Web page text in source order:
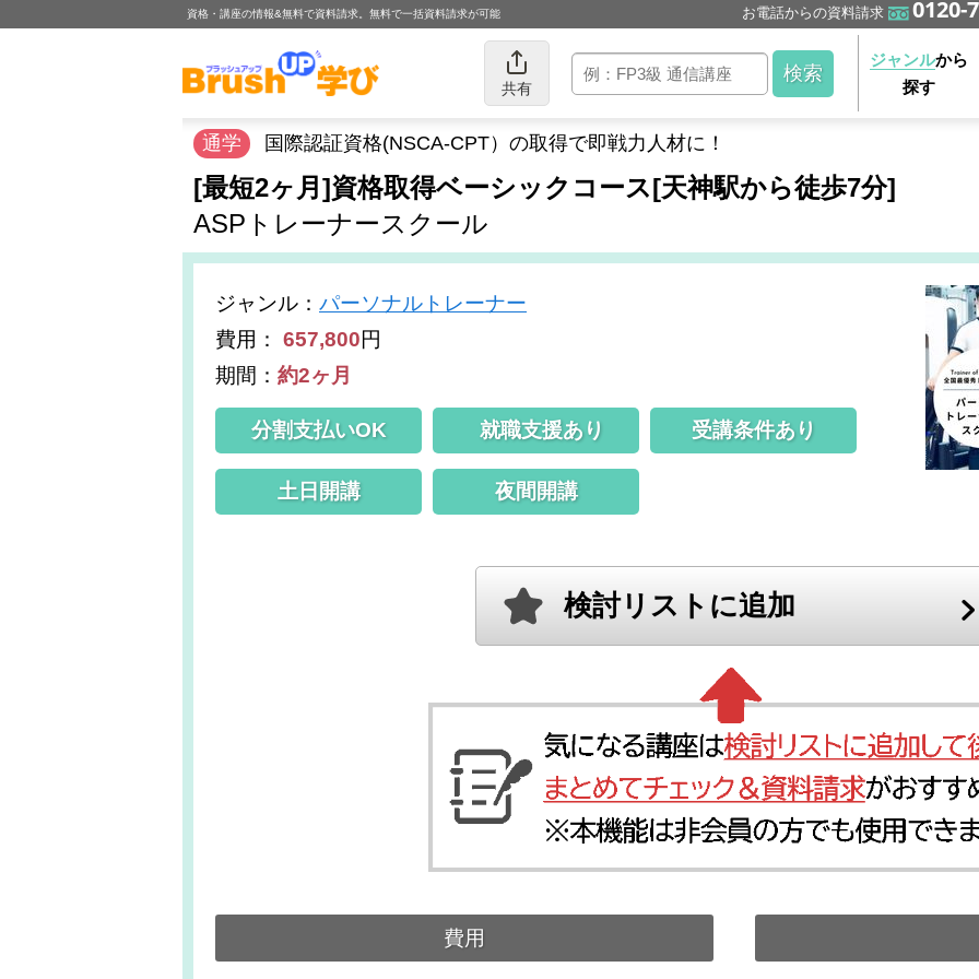
資格・講座の情報&無料で資料請求。無料で一括資料請求が可能 お電話からの資料請求 0120-
共有
ジャンルから
探す
通学 国際認証資格(NSCA-CPT）の取得で即戦力人材に！
[最短2ヶ月]資格取得ベーシックコース[天神駅から徒歩7分]
ASPトレーナースクール
ジャンル ： パーソナルトレーナー
費用： 657,800円
期間： 約2ヶ月
分割支払いOK 就職支援あり 受講条件あり
土日開講 夜間開講
検討リストに追加
費用